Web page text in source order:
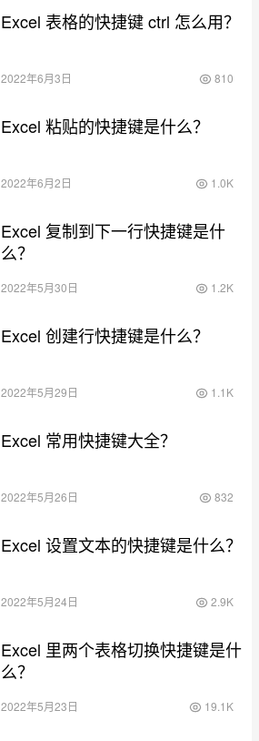
Excel 表格的快捷键 ctrl 怎么用？
2022年6月3日 810
Excel 粘贴的快捷键是什么？
2022年6月2日 1.0K
Excel 复制到下一行快捷键是什
么？
2022年5月30日 1.2K
Excel 创建行快捷键是什么？
2022年5月29日 1.1K
Excel 常用快捷键大全？
2022年5月26日 832
Excel 设置文本的快捷键是什么？
2022年5月24日 2.9K
Excel 里两个表格切换快捷键是什
么？
2022年5月23日 19.1K